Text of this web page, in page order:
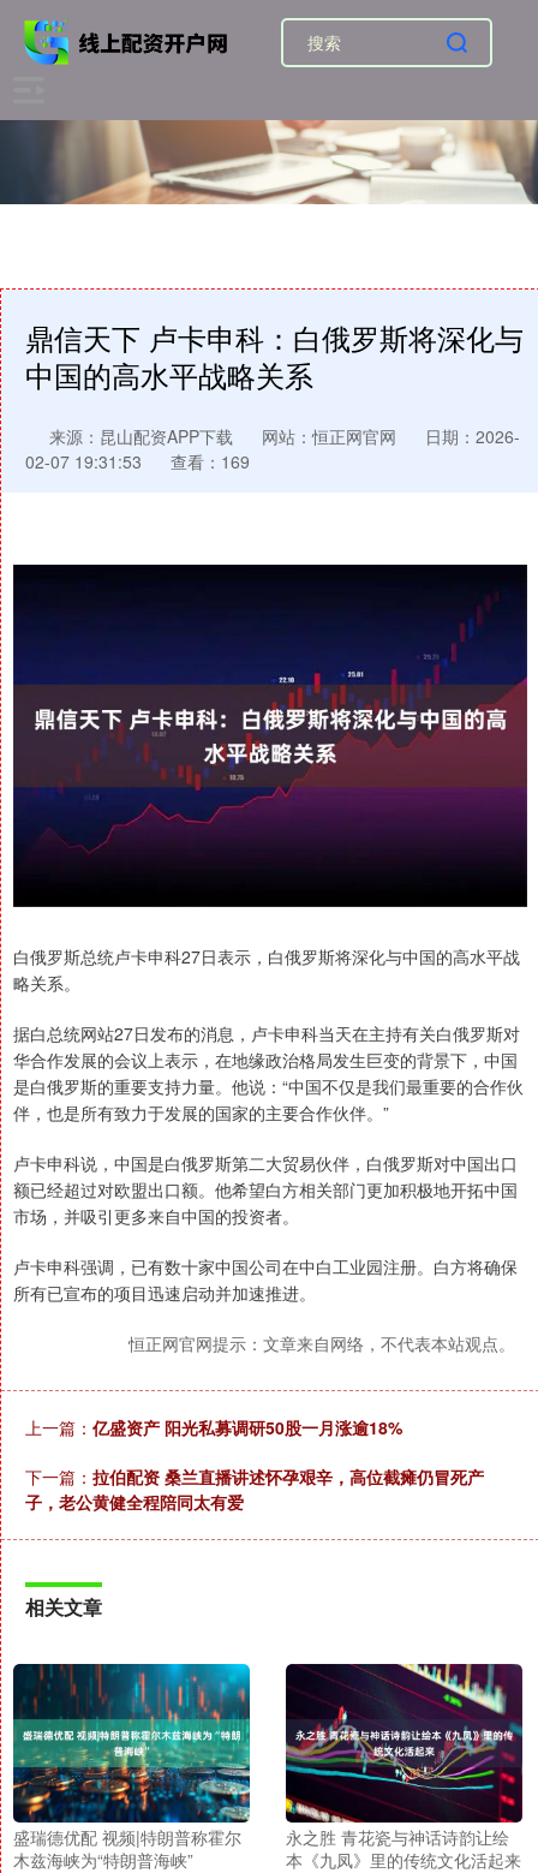
鼎信天下 卢卡申科：白俄罗斯将深化与
中国的高水平战略关系
来源：昆山配资APP下载 网站：恒正网官网
日期：2026-
02-07 19:31:53
查看：169
白俄罗斯总统卢卡申科27日表示，白俄罗斯将深化与中国的高水平战
略关系。
据白总统网站27日发布的消息，卢卡申科当天在主持有关白俄罗斯对
华合作发展的会议上表示，在地缘政治格局发生巨变的背景下，中国
是白俄罗斯的重要支持力量。他说：“中国不仅是我们最重要的合作伙
伴，也是所有致力于发展的国家的主要合作伙伴。”
卢卡申科说，中国是白俄罗斯第二大贸易伙伴，白俄罗斯对中国出口
额已经超过对欧盟出口额。他希望白方相关部门更加积极地开拓中国
市场，并吸引更多来自中国的投资者。
卢卡申科强调，已有数十家中国公司在中白工业园注册。白方将确保
所有已宣布的项目迅速启动并加速推进。
恒正网官网提示：文章来自网络，不代表本站观点。
上一篇： 亿盛资产 阳光私募调研50股一月涨逾18%
下一篇： 拉伯配资 桑兰直播讲述怀孕艰辛，高位截瘫仍冒死产
子，老公黄健全程陪同太有爱
相关文章
盛瑞德优配 视频|特朗普称霍尔
木兹海峡为“特朗普海峡”
永之胜 青花瓷与神话诗韵让绘
本《九凤》里的传统文化活起来